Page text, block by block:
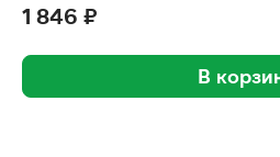
1 846 ₽
В